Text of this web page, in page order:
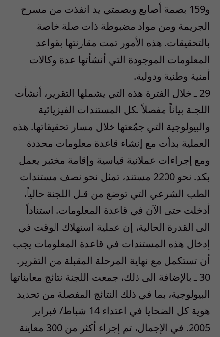
و159 بصمة أصابع وبصمتي يد انقذت من مسرح
الجريمة ومن مواد مضبوطة ذات صلة خاصة
بالتحقيقات. هذه الأمور تمت مقارنتها بقواعد
المعلومات الموجودة التي أنشأتها عدة وكالات
أمنية وطنية ودولية.
29 ـ خلال الفترة هذه التي يشملها التقرير، أنشأت
اللجنة بياناً مفصلاً بكل المستندات الفيزيائية
والبيولوجية التي جمّعتها خلال مسار تحقيقاتها. هذه
العملية بدأت مع إنشاء قاعدة معلومات محددة
ومع إجراءات عملانية قياسية وإقامة مختبر يعمل
بكد. نحو 2200 مستند، تمثل نحو نصف مستندات
الطب الشرعي التي توضع من قبل اللجنة حالياً،
أدخلت حتى الآن في قاعدة المعلومات. استناداً
الى القدرة الحالية، إن عملية استهلاك الوقت في
إدخال هذه المستندات في قاعدة المعلومات يجب
أن تستكمل مع نهاية المرحلة المقبلة من التقرير.
30 ـ بالإضافة الى ذلك، جمعت اللجنة نتائج معايناتها
البيولوجية، بما في ذلك النتائج المفصلة من تحديد
هوية كل الضحايا في اعتداء 14 شباط/ فبراير
2005. في الإجمال، تم إجراء أكثر من 300 معاينة